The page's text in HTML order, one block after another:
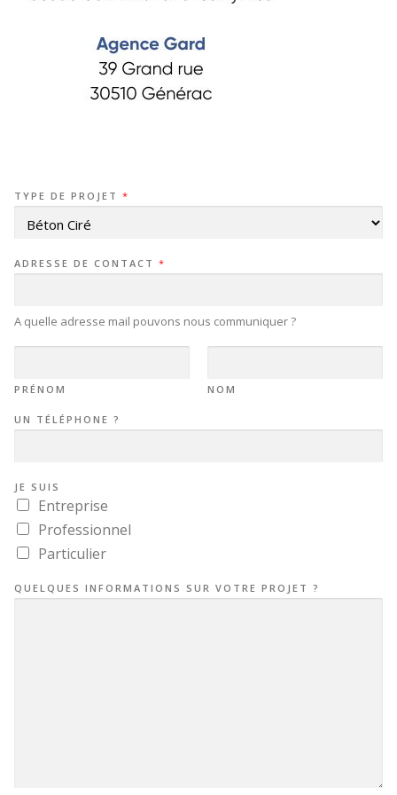
TYPE DE PROJET *
ADRESSE DE CONTACT *
A quelle adresse mail pouvons nous communiquer ?
PRÉNOM NOM
UN TÉLÉPHONE ?
JE SUIS
Entreprise
Professionnel
Particulier
QUELQUES INFORMATIONS SUR VOTRE PROJET ?